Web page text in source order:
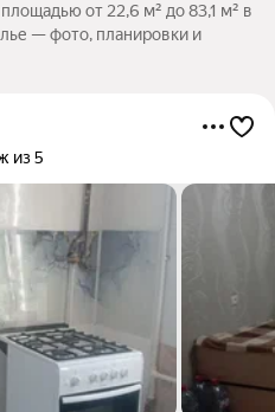
от 22,6 м² до 83,1 м² в
— фото, планировки и
из 5